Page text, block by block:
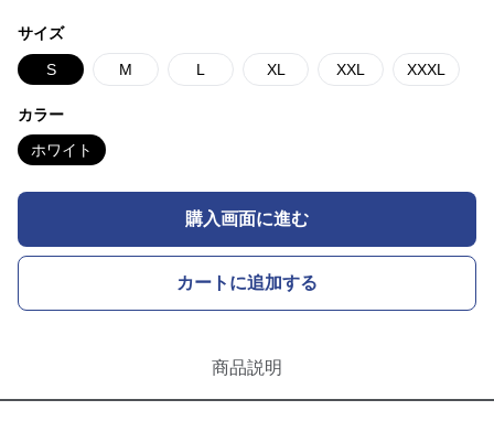
サイズ
S M L XL XXL XXXL
カラー
ホワイト
購入画面に進む
カートに追加する
商品説明